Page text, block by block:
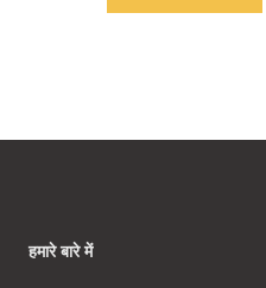
हमारे बारे में